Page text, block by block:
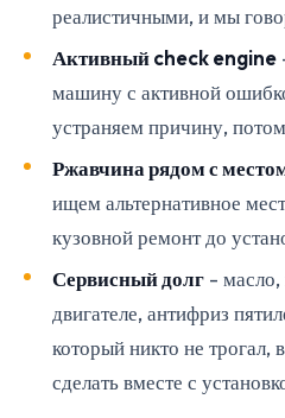
реалистичными, и мы
Активный check engine
машину с активной
устраняем причину,
Ржавчина рядом с
ищем альтернативное
кузовной ремонт до
Сервисный долг - масло,
двигателе, антифриз
который никто не трогал,
сделать вместе с